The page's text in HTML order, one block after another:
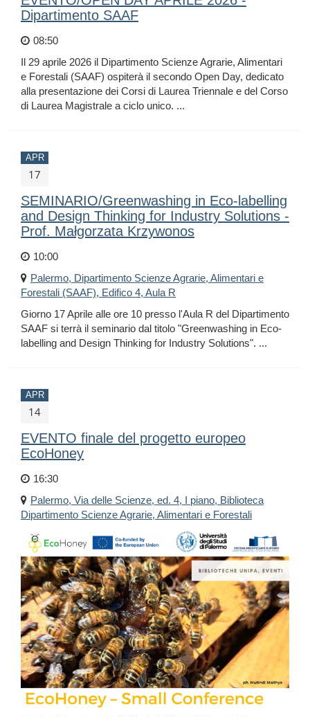
Dipartimento SAAF
08:50
Il 29 aprile 2026 il Dipartimento Scienze Agrarie, Alimentari
e Forestali (SAAF) ospiterà il secondo Open Day, dedicato
alla presentazione dei Corsi di Laurea Triennale e del Corso
di Laurea Magistrale a ciclo unico. ...
APR
17
SEMINARIO/Greenwashing in Eco-labelling
and Design Thinking for Industry Solutions -
Prof. Małgorzata Krzywonos
10:00
Palermo, Dipartimento Scienze Agrarie, Alimentari e
Forestali (SAAF), Edifico 4, Aula R
Giorno 17 Aprile alle ore 10 presso l'Aula R del Dipartimento
SAAF si terrà il seminario dal titolo "Greenwashing in Eco-
labelling and Design Thinking for Industry Solutions". ...
APR
14
EVENTO finale del progetto europeo
EcoHoney
16:30
Palermo, Via delle Scienze, ed. 4, I piano, Biblioteca
Dipartimento Scienze Agrarie, Alimentari e Forestali